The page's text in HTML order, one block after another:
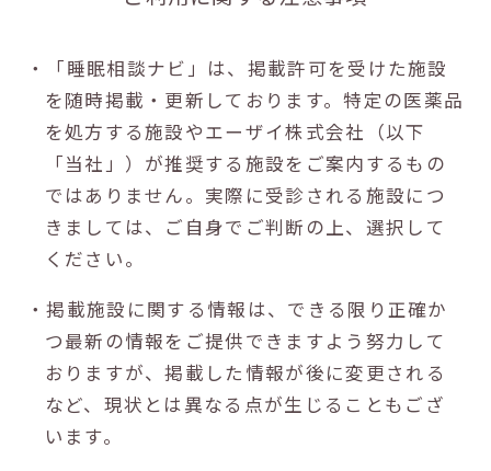
・「睡眠相談ナビ」は、掲載許可を受けた施設
を随時掲載・更新しております。特定の医薬品
を処方する施設やエーザイ株式会社（以下
「当社」）が推奨する施設をご案内するもの
ではありません。実際に受診される施設につ
きましては、ご自身でご判断の上、選択して
ください。
・掲載施設に関する情報は、できる限り正確か
つ最新の情報をご提供できますよう努力して
おりますが、掲載した情報が後に変更される
など、現状とは異なる点が生じることもござ
います。